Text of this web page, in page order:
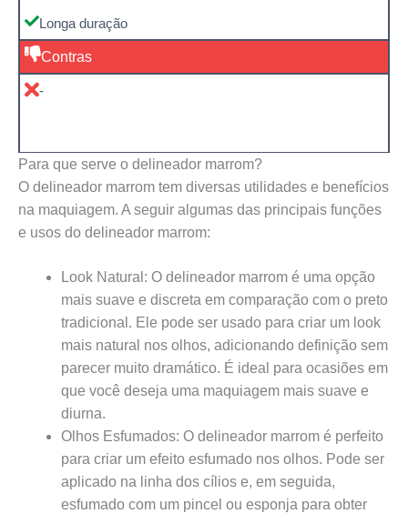
Longa duração
Contras
-
Para que serve o delineador marrom?
O delineador marrom tem diversas utilidades e benefícios
na maquiagem. A seguir algumas das principais funções
e usos do delineador marrom:
Look Natural: O delineador marrom é uma opção
mais suave e discreta em comparação com o preto
tradicional. Ele pode ser usado para criar um look
mais natural nos olhos, adicionando definição sem
parecer muito dramático. É ideal para ocasiões em
que você deseja uma maquiagem mais suave e
diurna.
Olhos Esfumados: O delineador marrom é perfeito
para criar um efeito esfumado nos olhos. Pode ser
aplicado na linha dos cílios e, em seguida,
esfumado com um pincel ou esponja para obter